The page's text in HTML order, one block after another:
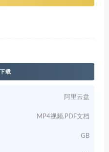
载
阿里云盘
MP4视频,PDF文档
GB